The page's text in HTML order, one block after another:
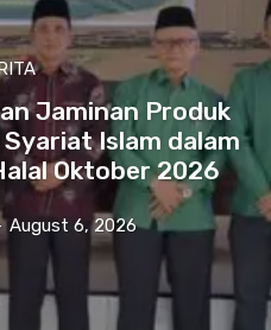
Jaminan Produk
Islam dalam
Oktober 2026
August 6, 2026